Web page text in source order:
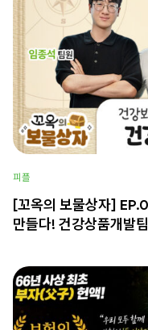
피플
[꼬옥의 보물상자]
만들다! 건강상품개발팀